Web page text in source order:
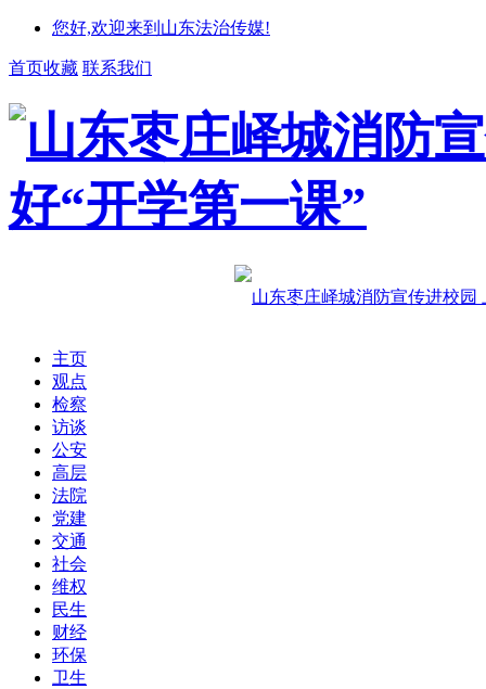
您好,欢迎来到山东法治传媒!
首页收藏 联系我们
主页
观点
检察
访谈
公安
高层
法院
党建
交通
社会
维权
民生
财经
环保
卫生